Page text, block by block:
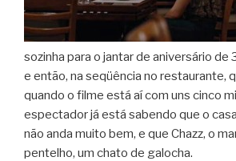
sozinha para o jantar de aniversário de
e então, na seqüência no restaurante,
quando o filme está aí com uns cinco
espectador já está sabendo que o
não anda muito bem, e que Chazz, o
pentelho, um chato de galocha.